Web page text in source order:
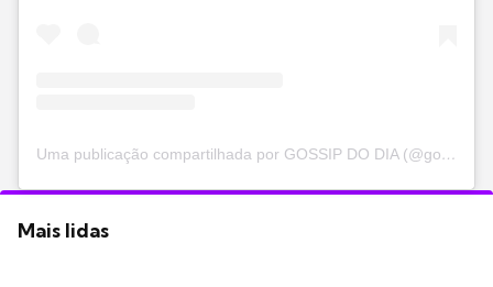
Uma publicação compartilhada por GOSSIP DO DIA (@gossipdodia)
Mais lidas